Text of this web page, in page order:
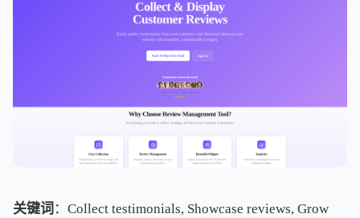
关键词 ：Collect testimonials, Showcase reviews, Grow